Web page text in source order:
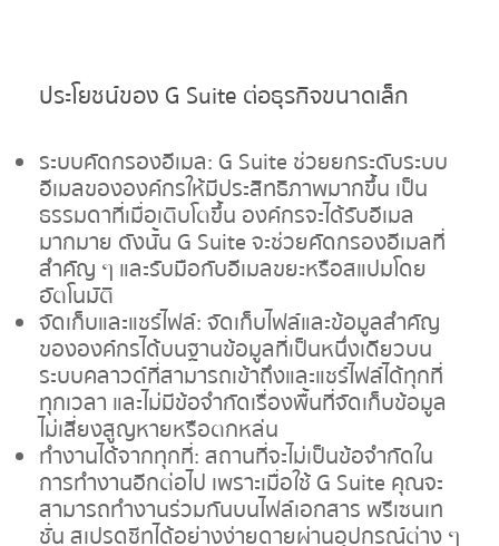
ประโยชน์ของ G Suite ต่อธุรกิจขนาดเล็ก
ระบบคัดกรองอีเมล: G Suite ช่วยยกระดับระบบ
อีเมลขององค์กรให้มีประสิทธิภาพมากขึ้น เป็น
ธรรมดาที่เมื่อเติบโตขึ้น องค์กรจะได้รับอีเมล
มากมาย ดังนั้น G Suite จะช่วยคัดกรองอีเมลที่
สำคัญ ๆ และรับมือกับอีเมลขยะหรือสแปมโดย
อัตโนมัติ
จัดเก็บและแชร์ไฟล์: จัดเก็บไฟล์และข้อมูลสำคัญ
ขององค์กรได้บนฐานข้อมูลที่เป็นหนึ่งเดียวบน
ระบบคลาวด์ที่สามารถเข้าถึงและแชร์ไฟล์ได้ทุกที่
ทุกเวลา และไม่มีข้อจำกัดเรื่องพื้นที่จัดเก็บข้อมูล
ไม่เสี่ยงสูญหายหรือตกหล่น
ทำงานได้จากทุกที่: สถานที่จะไม่เป็นข้อจำกัดใน
การทำงานอีกต่อไป เพราะเมื่อใช้ G Suite คุณจะ
สามารถทำงานร่วมกันบนไฟล์เอกสาร พรีเซนเท
ชั่น สเปรดชีทได้อย่างง่ายดายผ่านอุปกรณ์ต่าง ๆ